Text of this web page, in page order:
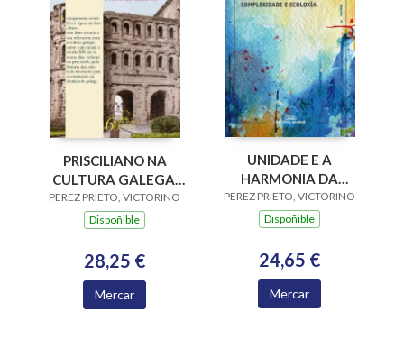
PRISCILIANO NA
CULTURA GALEGA.
UN SIMBOLO
NECESARIO
PEREZ PRIETO, VICTORINO
Dispoñible
28,25 €
Mercar
UNIDADE E A
HARMONIA DA
REALIDADE, A
PEREZ PRIETO, VICTORINO
Dispoñible
24,65 €
Mercar